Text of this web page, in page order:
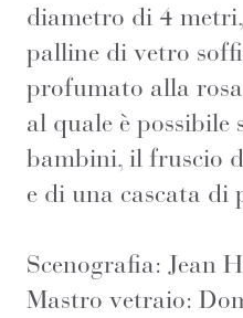
diametro di 4
palline di vetro
profumato alla
al quale è possibile
bambini, il fruscio
e di una cascata di
Scenografia: Jean
Mastro vetraio: